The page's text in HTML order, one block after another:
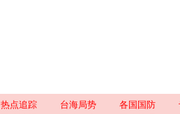
热点追踪 台海局势 各国国防